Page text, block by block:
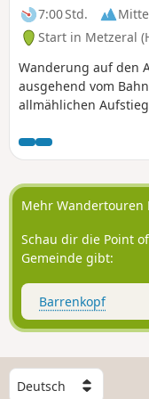
7:00 Std.
Start in Metzeral
Wanderung auf den
ausgehend vom
allmählichen
Grothkopf erreichen
Brietenbach wieder
hinuntersteigen.
Strecke genießen Sie
Tal.
Mehr Wandertouren
Schau dir die Point
Gemeinde gibt:
Barrenkopf
W